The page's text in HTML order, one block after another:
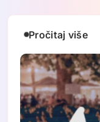
Pročitaj više